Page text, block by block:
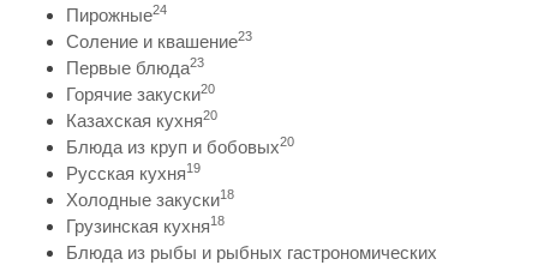
Пирожные24
Соление и квашение23
Первые блюда23
Горячие закуски20
Казахская кухня20
Блюда из круп и бобовых20
Русская кухня19
Холодные закуски18
Грузинская кухня18
Блюда из рыбы и рыбных гастрономических